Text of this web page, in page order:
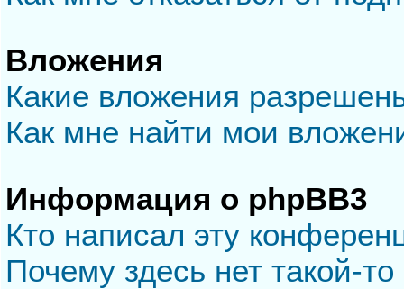
Вложения
Какие вложения
Как мне найти мои
Информация о phpBB3
Кто написал эту
Почему здесь нет такой-